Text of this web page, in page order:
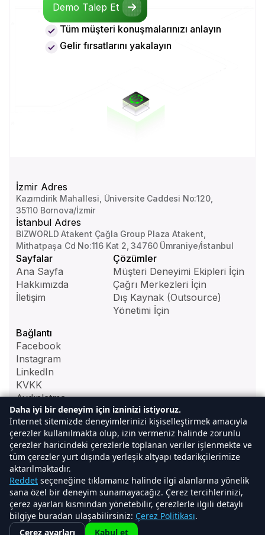
Demo Talep Et
Demo Talep Et
Tüm müşteri konuşmalarınızı anlayın
Gelir fırsatlarını yakalayın
İletişim
info@plukto.com
Sayfalar
Ana Sayfa
Hakkımızda
İletişim
Çözümler
Müşteri Deneyimi Ekipleri İçin
Çağrı Merkezleri İçin
Dış Kaynak (Outsource)
Yönetimi İçin
Bağlantı
Facebook
Instagram
LinkedIn
KVKK
Aydınlatma
Metni
İzmir Adres
Kazımdirik Mahallesi, Üniversite Caddesi No:120,
35110 Bornova/İzmir
İstanbul Adres
BIZWORLD Atakent Çağla Group Plaza Atakent,
Mithatpaşa Cd No:116 Kat 2, 34760 Ümraniye/İstanbul
Plukto 2026. Tüm hakları saklıdır. Hak sahibi
CeyBer Dijital A.Ş.
Daha iyi bir deneyim için izninizi istiyoruz.
İnternet sitemizde deneyimlerinizi kişiselleştirmek amacıyla
çerezler kullanılmakta olup, izin vermeniz halinde zorunlu
çerezler haricindeki çerezlerle toplanan veriler işlenmekte ve
tüm çerezler yurt dışında yerleşik altyapı tedarikçilerimize
aktarılmaktadır.
Reddet seçeneğine tıklamanız halinde ilgi alanlarına yönelik
sana özel bir deneyim sunamayacağız. Çerez tercihlerinizi,
çerez ayarları kısmından yönetebilir, çerezlerle ilgili detaylı
bilgiye buradan ulaşabilirsiniz: Çerez Politikası.
Çerez ayarları
Kabul et